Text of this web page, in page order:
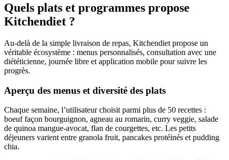
Quels plats et programmes propose
Kitchendiet ?
Au-delà de la simple livraison de repas, Kitchendiet propose un
véritable écosystème : menus personnalisés, consultation avec une
diététicienne, journée libre et application mobile pour suivre les
progrès.
Aperçu des menus et diversité des plats
Chaque semaine, l’utilisateur choisit parmi plus de 50 recettes :
boeuf façon bourguignon, agneau au romarin, curry veggie, salade
de quinoa mangue-avocat, flan de courgettes, etc. Les petits
déjeuners varient entre granola fruit, pancakes protéinés et pudding
chia.